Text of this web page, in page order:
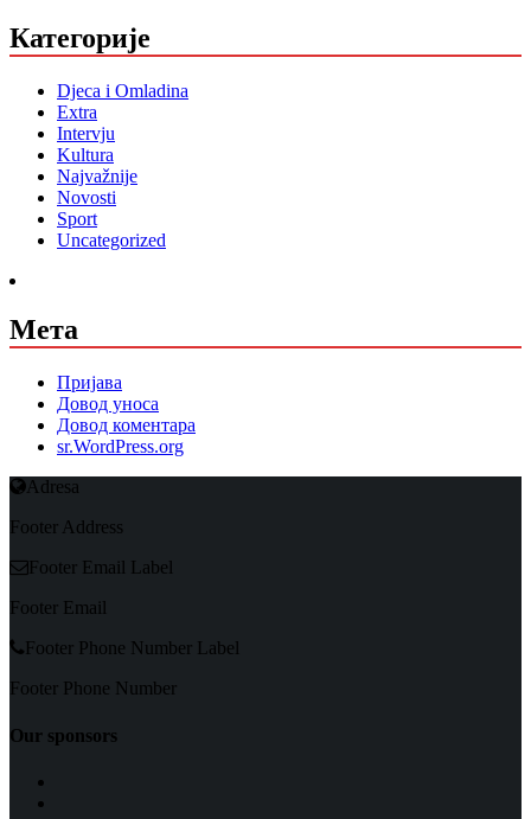
Категорије
Djeca i Omladina
Extra
Intervju
Kultura
Najvažnije
Novosti
Sport
Uncategorized
Мета
Пријава
Довод уноса
Довод коментара
sr.WordPress.org
Adresa
Footer Address
Footer Email Label
Footer Email
Footer Phone Number Label
Footer Phone Number
Our sponsors